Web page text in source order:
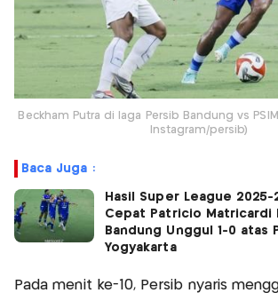
Beckham Putra di laga Persib Bandung vs
Instagram/persib)
Baca Juga :
Hasil Super League 2025-
Cepat Patricio Matricardi
Bandung Unggul 1-0 atas
Yogyakarta
Pada menit ke-10, Persib nyaris